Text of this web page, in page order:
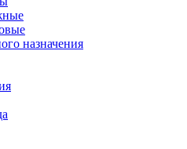
назначения